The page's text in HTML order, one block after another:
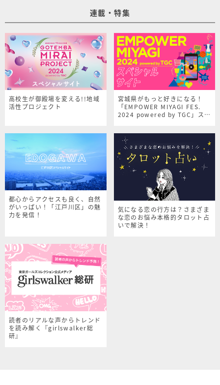
連載・特集
高校生が御殿場を変える!!地域
活性プロジェクト
宮城県がもっと好きになる！
「EMPOWER MIYAGI FES.
2024 powered by TGC」スペ
都心からアクセスも良く、自然
がいっぱい！「江戸川区」の魅
力を発信！
気になる恋の行方は？さまざま
な恋のお悩み本格的タロット占
いで解決！
読者のリアルな声からトレンド
を読み解く『girlswalker総
研』